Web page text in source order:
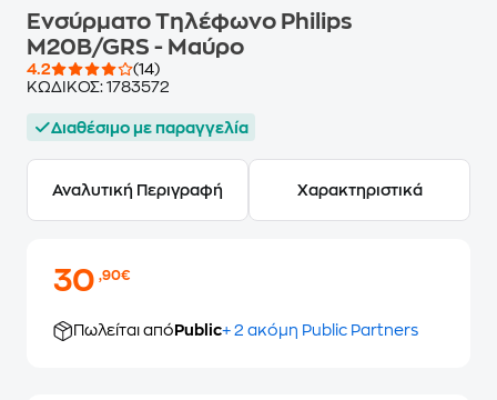
Ενσύρματο Τηλέφωνο Philips
M20B/GRS - Μαύρο
4.2
(14)
ΚΩΔΙΚΟΣ: 1783572
Διαθέσιμο με παραγγελία
Αναλυτική Περιγραφή Χαρακτηριστικά
30,90€
Πωλείται από Public+ 2 ακόμη Public Partners